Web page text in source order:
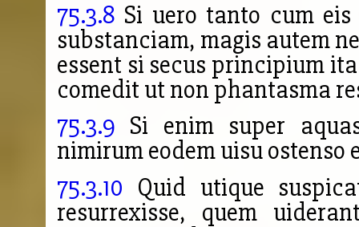
75.3.8 Si uero tanto cum
substanciam, magis autem
essent si secus principium
comedit ut non phantasma
75.3.9 Si enim super
nimirum eodem uisu
75.3.10 Quid utique
resurrexisse, quem